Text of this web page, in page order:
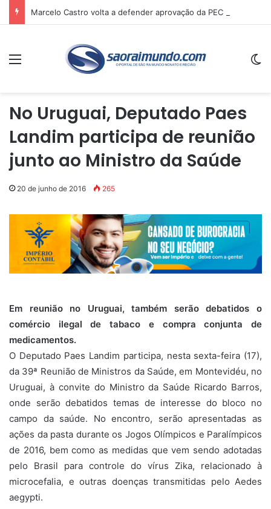
Menu
No Uruguai, Deputado Paes
Landim participa de reunião
junto ao Ministro da Saúde
20 de junho de 2016 265
Em reunião no Uruguai, também serão debatidos o
comércio ilegal de tabaco e compra conjunta de
medicamentos.
O Deputado Paes Landim participa, nesta sexta-feira (17),
da 39ª Reunião de Ministros da Saúde, em Montevidéu, no
Uruguai, à convite do Ministro da Saúde Ricardo Barros,
onde serão debatidos temas de interesse do bloco no
campo da saúde. No encontro, serão apresentadas as
ações da pasta durante os Jogos Olímpicos e Paralímpicos
de 2016, bem como as medidas que vem sendo adotadas
pelo Brasil para controle do vírus Zika, relacionado à
microcefalia, e outras doenças transmitidas pelo Aedes
aegypti.